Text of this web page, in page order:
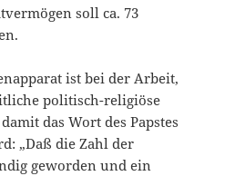
soll ca. 73
ist bei der Arbeit,
politisch-religiöse
das Wort des Papstes
„Daß die Zahl der
geworden und ein